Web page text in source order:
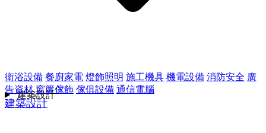
衛浴設備 餐廚家電 燈飾照明 施工機具 機電設備 消防安全 廣
告資材 窗簾傢飾 傢俱設備 通信電腦
建築設計
建築設計